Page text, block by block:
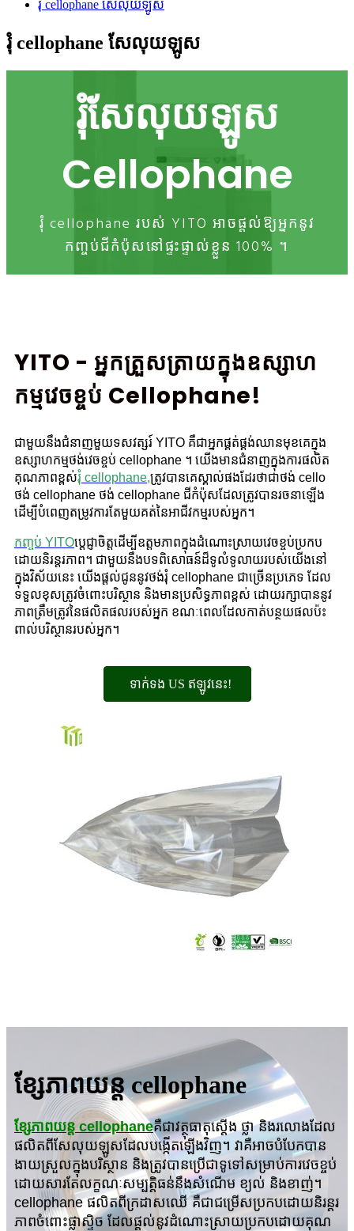
រុំ cellophane សែលុយឡូស
រុំ cellophane សែលុយឡូស
រុំសែលុយឡូស
Cellophane
រុំ cellophane របស់ YITO អាចផ្តល់ឱ្យអ្នកនូវ
កញ្ចប់ជីកំប៉ុសនៅផ្ទះផ្ទាល់ខ្លួន 100% ។
YITO - អ្នកត្រួសត្រាយក្នុងឧស្សាហ
កម្មវេចខ្ចប់ Cellophane!
ជាមួយនឹងជំនាញមួយទសវត្សរ៍ YITO គឺជាអ្នកផ្គត់ផ្គង់ឈានមុខគេក្នុង
ឧស្សាហកម្មថង់វេចខ្ចប់ cellophane ។ យើងមានជំនាញក្នុងការផលិត
គុណភាពខ្ពស់រុំ cellophane,ត្រូវបានគេស្គាល់ផងដែរថាជាថង់ cello
ថង់ cellophane ថង់ cellophane ជីកំប៉ុសដែលត្រូវបានរចនាឡើង
ដើម្បីបំពេញតម្រូវការតែមួយគត់នៃអាជីវកម្មរបស់អ្នក។
កញ្ចប់ YITOប្តេជ្ញាចិត្តដើម្បីឧត្តមភាពក្នុងដំណោះស្រាយវេចខ្ចប់ប្រកប
ដោយនិរន្តរភាព។ ជាមួយនឹងបទពិសោធន៍ដ៏ទូលំទូលាយរបស់យើងនៅ
ក្នុងវិស័យនេះ យើងផ្តល់ជូននូវថង់រុំ cellophane ជាច្រើនប្រភេទ ដែល
ទទួលខុសត្រូវចំពោះបរិស្ថាន និងមានប្រសិទ្ធភាពខ្ពស់ ដោយរក្សាបាននូវ
ភាពត្រឹមត្រូវនៃផលិតផលរបស់អ្នក ខណៈពេលដែលកាត់បន្ថយផលប៉ះ
ពាល់បរិស្ថានរបស់អ្នក។
ទាក់ទង US ឥឡូវនេះ!
ខ្សែភាពយន្ត cellophane
ខ្សែភាពយន្ត cellophaneគឺជាវត្ថុធាតុស្តើង ថ្លា និងរលោងដែល
ផលិតពីសែលុយឡូសដែលបង្កើតឡើងវិញ។ វា​គឺ​អាច​បំបែក​បាន​
ងាយស្រួល​ក្នុង​បរិស្ថាន និង​ត្រូវ​បាន​ប្រើ​ជា​ទូទៅ​សម្រាប់​ការ​វេច​ខ្ចប់​
ដោយ​សារ​តែ​លក្ខណៈ​សម្បត្តិ​ធន់​នឹង​សំណើម ខ្យល់ និង​ខាញ់។
cellophane ផលិតពីក្រដាសឈើ គឺជាជម្រើសប្រកបដោយនិរន្តរ
ភាពចំពោះផ្លាស្ទិច ដែលផ្តល់នូវដំណោះស្រាយប្រកបដោយគុណ